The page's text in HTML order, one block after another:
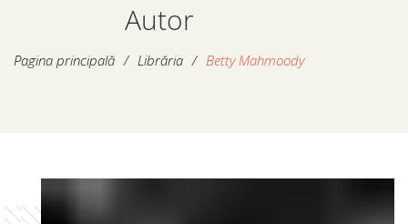
Autor
Pagina principală / Librăria / Betty Mahmoody